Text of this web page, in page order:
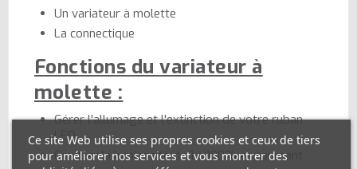
Un variateur à molette
La connectique
Fonctions du variateur à
molette :
Gérer l'allumage et l'extinction de votre ruban
LED
Graduer la luminosité de 1 à 100% en tournant
Ce site Web utilise ses propres cookies et ceux de tiers
pour améliorer nos services et vous montrer des